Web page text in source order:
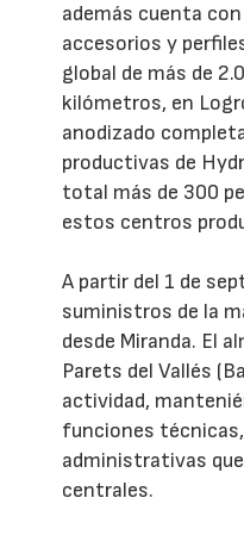
además cuenta
accesorios y
global de más de
kilómetros, en
anodizado
productivas de
total más de 300
estos centros
A partir del 1 de
suministros de la
desde Miranda. El
Parets del Vallés
actividad,
funciones
administrativas
centrales.